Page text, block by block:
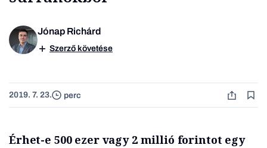
Jónap Richárd
Szerző követése
2019. 7. 23. perc
Érhet-e 500 ezer vagy 2 millió forintot egy